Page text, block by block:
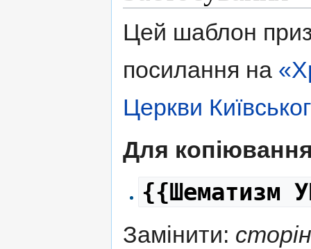
Цей шаблон
посилання на
Церкви
Для
{{Шематизм
Замінити: